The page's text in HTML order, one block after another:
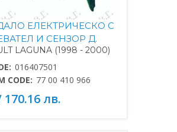
ЕЛЕКТРИЧЕСКО С
И СЕНЗОР Д.
LAGUNA (1998 - 2000)
016407501
CODE: 77 00 410 966
170.16 лв.